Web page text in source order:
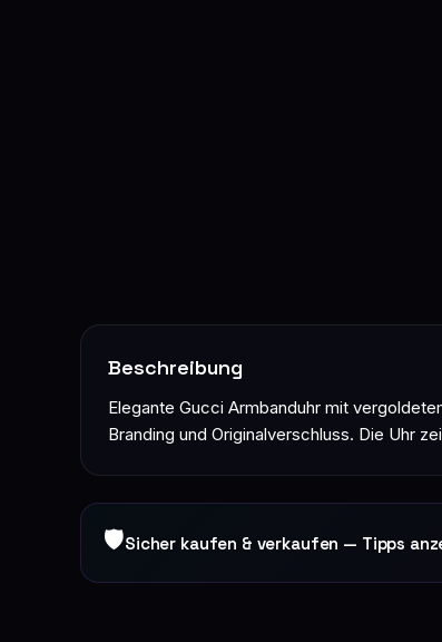
Beschreibung
Elegante Gucci Armbanduhr mit
Branding und Originalverschluss. Die Uhr
🛡Sicher kaufen & verkaufen — Tipps